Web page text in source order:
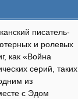
писатель-
и ролевых
как «Война
серий, таких
из
с Эдом